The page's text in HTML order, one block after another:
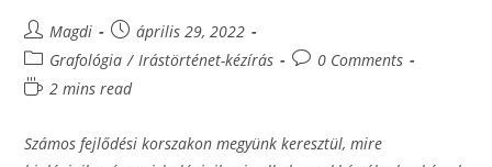
Post
author:
Magdi
Post
published:
április 29, 2022
Post
category:
Grafológia / Irástörténet-kézírás
Post0 Comments
Reading2 mins read
Számos fejlődési korszakon megyünk keresztül, mire